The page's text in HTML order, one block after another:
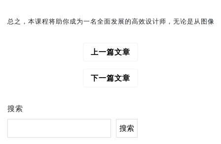
上一篇文章
下一篇文章
搜索
搜索